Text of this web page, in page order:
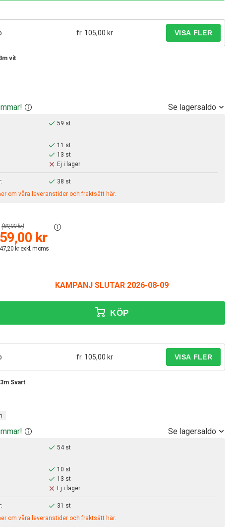
vit
fr. 105,00 kr
Se lagersaldo
59 st
11 st
13 st
Ej i lager
38 st
om våra leveranstider och fraktsätt här.
KAMPANJ SLUTAR 2026-08-09
59,00 kr
47,20 kr exkl. moms
(89,00 kr)
Svart
KÖP
fr. 105,00 kr
Se lagersaldo
54 st
10 st
13 st
Ej i lager
31 st
om våra leveranstider och fraktsätt här.